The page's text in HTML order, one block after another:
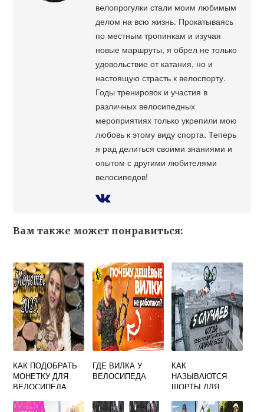
велопрогулки стали моим любимым
делом на всю жизнь. Прокатываясь
по местным тропинкам и изучая
новые маршруты, я обрел не только
удовольствие от катания, но и
настоящую страсть к велоспорту.
Годы тренировок и участия в
различных велосипедных
мероприятиях только укрепили мою
любовь к этому виду спорта. Теперь
я рад делиться своими знаниями и
опытом с другими любителями
велосипедов!
Вам также может понравиться:
КАК ПОДОБРАТЬ
МОНЕТКУ ДЛЯ
ВЕЛОСИПЕДА
ГДЕ ВИЛКА У
ВЕЛОСИПЕДА
КАК
НАЗЫВАЮТСЯ
ШОРТЫ ДЛЯ